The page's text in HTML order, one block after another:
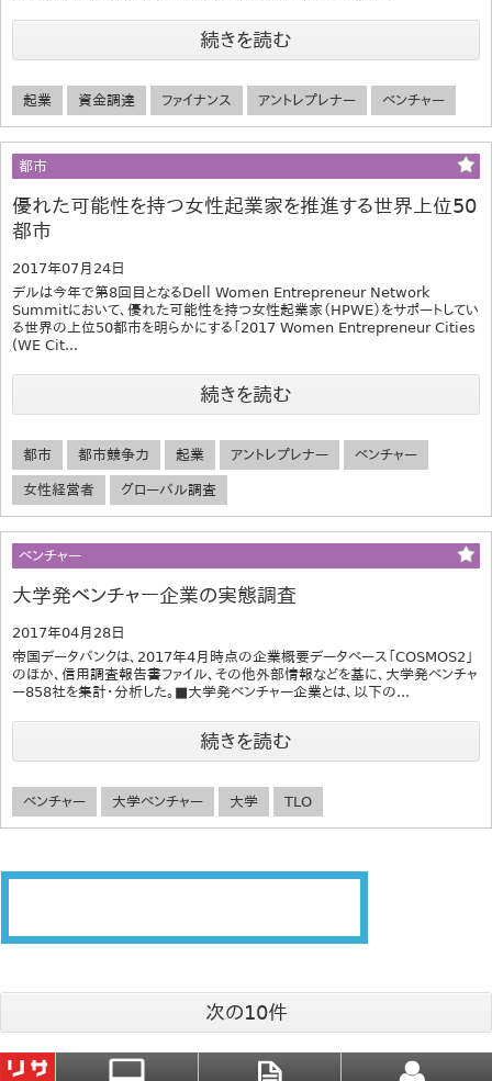
続きを読む
起業 資金調達 ファイナンス アントレプレナー ベンチャー
都市
優れた可能性を持つ女性起業家を推進する世界上位50
都市
2017年07月24日
デルは今年で第8回目となるDell Women Entrepreneur Network
Summitにおいて、優れた可能性を持つ女性起業家（HPWE）をサポートしてい
る世界の上位50都市を明らかにする「2017 Women Entrepreneur Cities
(WE Cit...
続きを読む
都市 都市競争力 起業 アントレプレナー ベンチャー
女性経営者 グローバル調査
ベンチャー
大学発ベンチャー企業の実態調査
2017年04月28日
帝国データバンクは、2017年4月時点の企業概要データベース「COSMOS2」
のほか、信用調査報告書ファイル、その他外部情報などを基に、大学発ベンチャ
ー858社を集計・分析した。■大学発ベンチャー企業とは、以下の...
続きを読む
ベンチャー 大学ベンチャー 大学 TLO
次の10件